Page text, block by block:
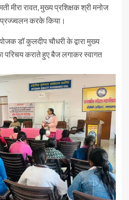
मीरा रावत, मुख्य प्रशिक्षक श्री मनोज
प्रज्ज्वलन करके किया।
डॉ कुलदीप चौधरी के द्वारा मुख्य
परिचय कराते हुए बैज लगाकर स्वागत